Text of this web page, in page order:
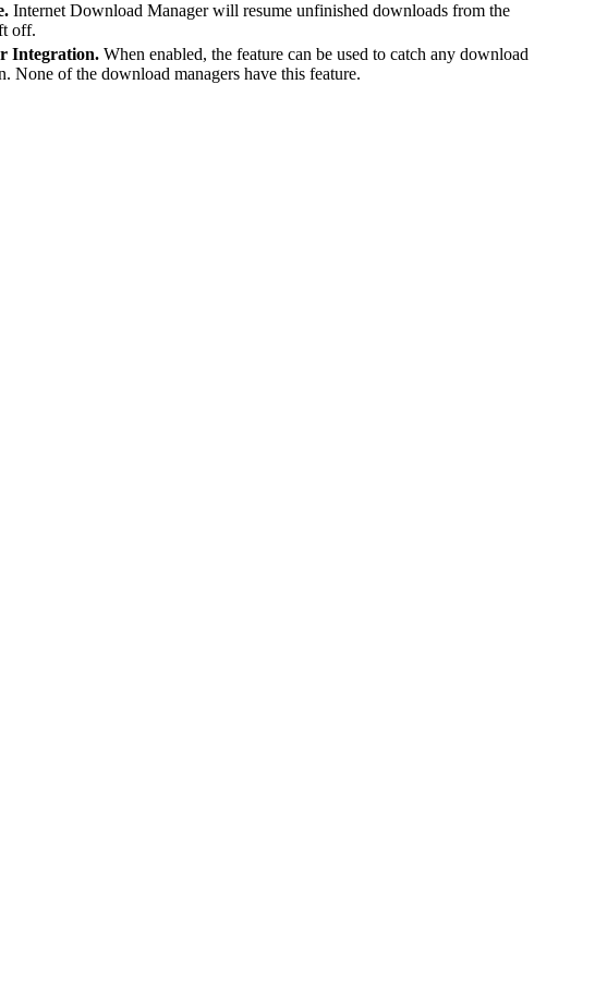
Internet Download Manager will resume unfinished downloads from the
off.
Integration. When enabled, the feature can be used to catch any download
None of the download managers have this feature.